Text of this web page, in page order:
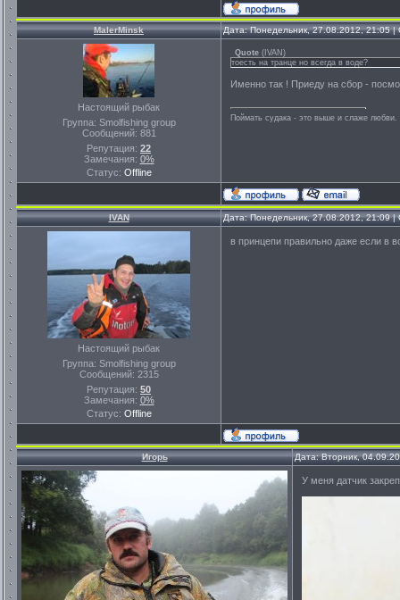
MalerMinsk Дата: Понедельник, 27.08.2012, 21:05
Настоящий рыбак
Группа: Smolfishing group
Сообщений: 881
Репутация: 22
Замечания: 0%
Статус: Offline
Quote ( IVAN )
тоесть на транце но всегда в воде?
Именно так ! Приеду на сбор -
Поймать судака - это выше и слаже
IVAN Дата: Понедельник, 27.08.2012, 21:09
Настоящий рыбак
Группа: Smolfishing group
Сообщений: 2315
Репутация: 50
Замечания: 0%
Статус: Offline
в принцепи правильно даже если в
Игорь Дата: Вторник,
У меня датчик